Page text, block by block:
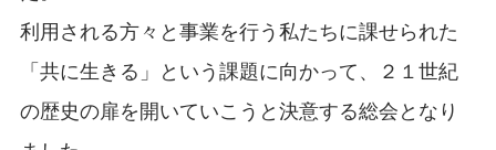
利用される方々と事業を行う私たちに課せられた
「共に生きる」という課題に向かって、２１世紀
の歴史の扉を開いていこうと決意する総会となり